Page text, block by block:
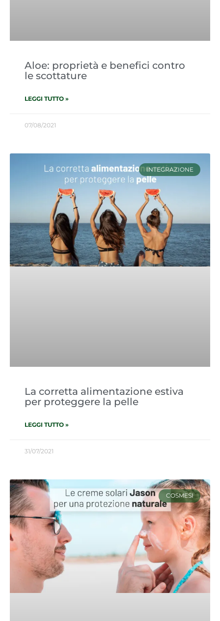
Aloe: proprietà e benefici contro
le scottature
LEGGI TUTTO »
07/08/2021
INTEGRAZIONE
La corretta alimentazione estiva
per proteggere la pelle
LEGGI TUTTO »
31/07/2021
COSMESI